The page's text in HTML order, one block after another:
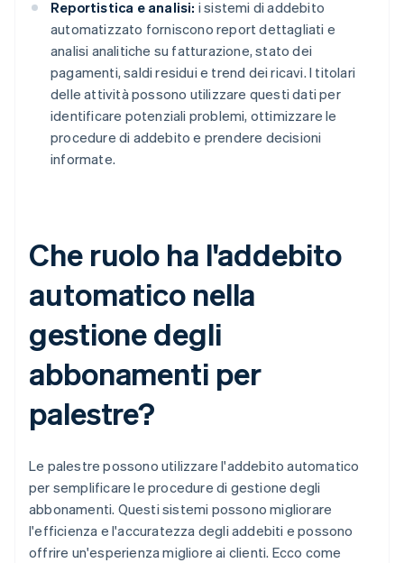
Reportistica e analisi: i sistemi di addebito
automatizzato forniscono report dettagliati e
analisi analitiche su fatturazione, stato dei
pagamenti, saldi residui e trend dei ricavi. I titolari
delle attività possono utilizzare questi dati per
identificare potenziali problemi, ottimizzare le
procedure di addebito e prendere decisioni
informate.
Che ruolo ha l'addebito
automatico nella
gestione degli
abbonamenti per
palestre?
Le palestre possono utilizzare l'addebito automatico
per semplificare le procedure di gestione degli
abbonamenti. Questi sistemi possono migliorare
l'efficienza e l'accuratezza degli addebiti e possono
offrire un'esperienza migliore ai clienti. Ecco come